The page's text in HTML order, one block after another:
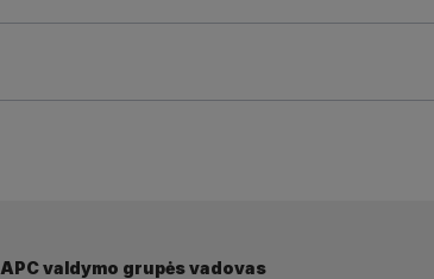
APC valdymo grupės vadovas